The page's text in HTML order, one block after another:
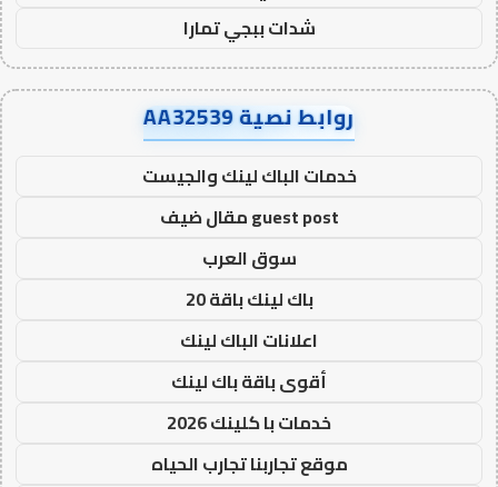
شدات ببجي تمارا
روابط نصية AA32539
خدمات الباك لينك والجيست
guest post مقال ضيف
سوق العرب
باك لينك باقة 20
اعلانات الباك لينك
أقوى باقة باك لينك
خدمات با كلينك 2026
موقع تجاربنا تجارب الحياه